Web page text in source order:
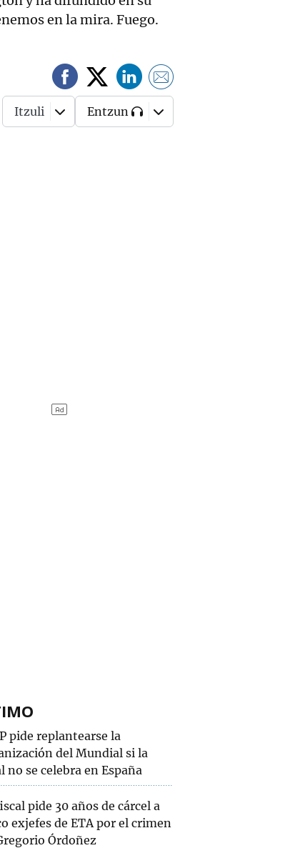
en la mira. Fuego.
Itzuli Entzun
pide replantearse la
del Mundial si la
no se celebra en España
pide 30 años de cárcel a
exjefes de ETA por el crimen
Órdoñez